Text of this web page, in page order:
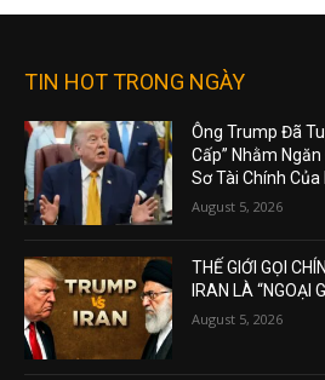
TIN HOT TRONG NGÀY
Ông Trump Đã
Cấp” Nhằm
Sơ Tài Chính
August 5, 2026
THẾ GIỚI GỌI
IRAN LÀ “NGOẠI
August 5, 2026